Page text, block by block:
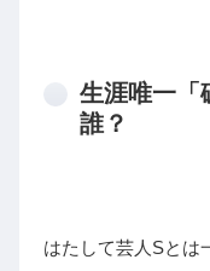
生涯唯一「
誰？
はたして芸人Sとは